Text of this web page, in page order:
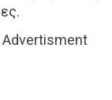
Advertisment